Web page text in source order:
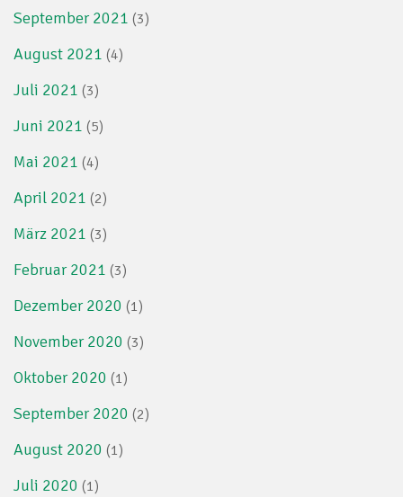
September 2021 (3)
August 2021 (4)
Juli 2021 (3)
Juni 2021 (5)
Mai 2021 (4)
April 2021 (2)
März 2021 (3)
Februar 2021 (3)
Dezember 2020 (1)
November 2020 (3)
Oktober 2020 (1)
September 2020 (2)
August 2020 (1)
Juli 2020 (1)